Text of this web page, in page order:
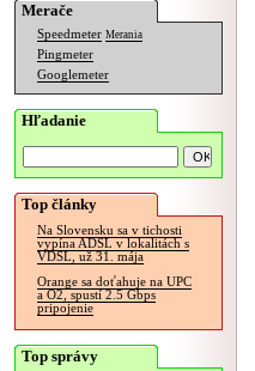
Merače
Speedmeter Merania
Pingmeter
Googlemeter
Hľadanie
Top články
Na Slovensku sa v tichosti
vypína ADSL v lokalitách s
VDSL, už 31. mája
Orange sa doťahuje na UPC
a O2, spustí 2.5 Gbps
pripojenie
Top správy